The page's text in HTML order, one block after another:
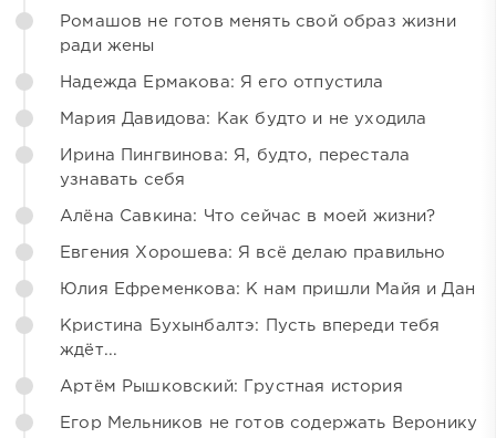
Ромашов не готов менять свой образ жизни
ради жены
Надежда Ермакова: Я его отпустила
Мария Давидова: Как будто и не уходила
Ирина Пингвинова: Я, будто, перестала
узнавать себя
Алёна Савкина: Что сейчас в моей жизни?
Евгения Хорошева: Я всё делаю правильно
Юлия Ефременкова: К нам пришли Майя и Дан
Кристина Бухынбалтэ: Пусть впереди тебя
ждёт...
Артём Рышковский: Грустная история
Егор Мельников не готов содержать Веронику